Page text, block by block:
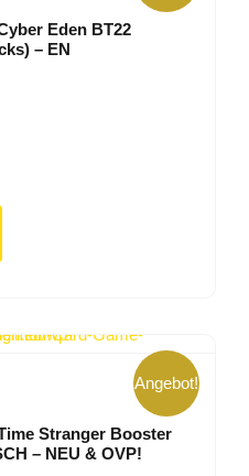
Eden BT22
– EN
Angebot!
Stranger Booster
– NEU & OVP!